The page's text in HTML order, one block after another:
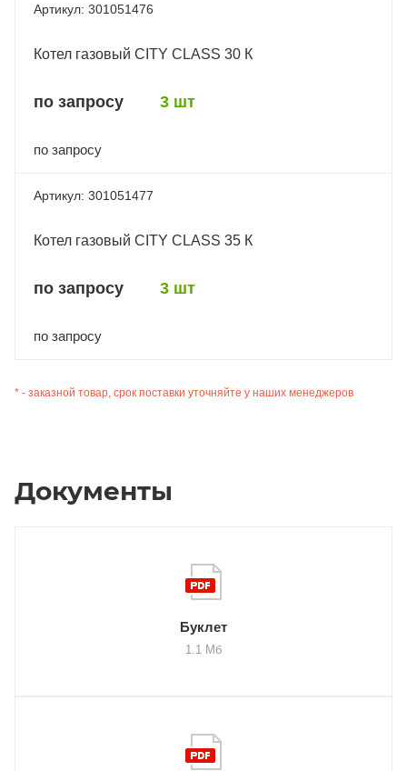
301051476
Котел газовый CITY CLASS 30 К
по запросу 3 шт
по запросу
301051477
Котел газовый CITY CLASS 35 К
по запросу 3 шт
по запросу
* - заказной товар, срок поставки уточняйте у наших менеджеров
Документы
Буклет
1.1 Мб